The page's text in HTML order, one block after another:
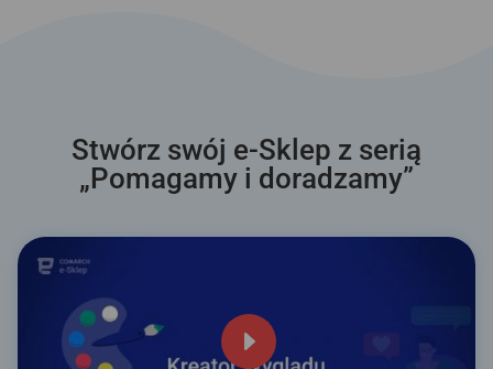
Stwórz swój e-Sklep z serią
„Pomagamy i doradzamy”